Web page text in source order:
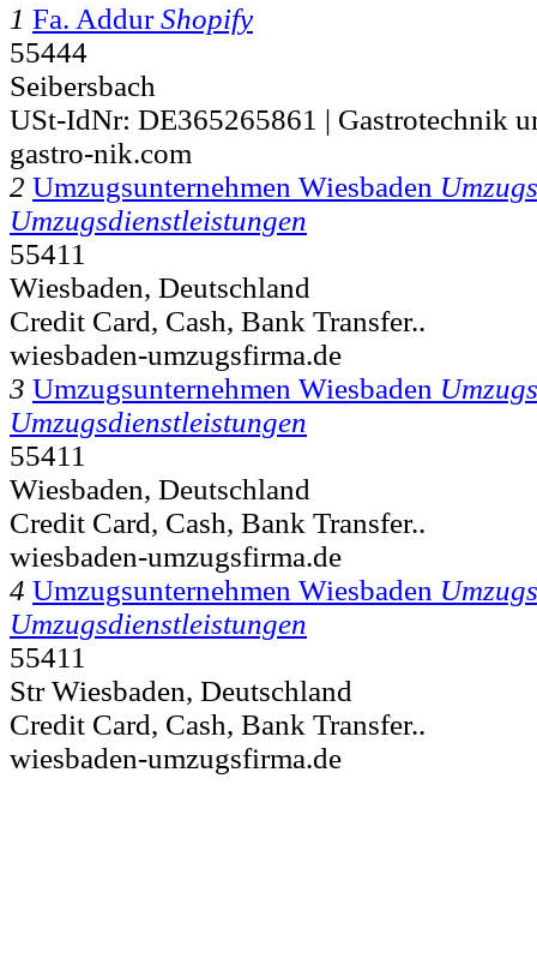
1 Fa. Addur Shopify
55444
Seibersbach
USt-IdNr: DE365265861 | Gastrotechnik
gastro-nik.com
2 Umzugsunternehmen Wiesbaden
Umzugsdienstleistungen
55411
Wiesbaden, Deutschland
Credit Card, Cash, Bank Transfer..
wiesbaden-umzugsfirma.de
3 Umzugsunternehmen Wiesbaden
Umzugsdienstleistungen
55411
Wiesbaden, Deutschland
Credit Card, Cash, Bank Transfer..
wiesbaden-umzugsfirma.de
4 Umzugsunternehmen Wiesbaden
Umzugsdienstleistungen
55411
Str Wiesbaden, Deutschland
Credit Card, Cash, Bank Transfer..
wiesbaden-umzugsfirma.de